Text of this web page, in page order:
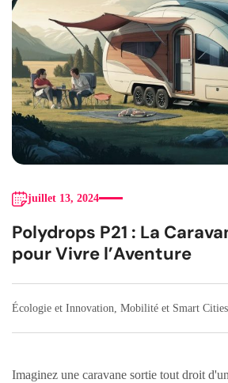
juillet 13, 2024
Polydrops P21 : La
pour Vivre l’Aventure
Écologie et Innovation Mobilité et Smart Cities
Imaginez une caravane sortie tout droit